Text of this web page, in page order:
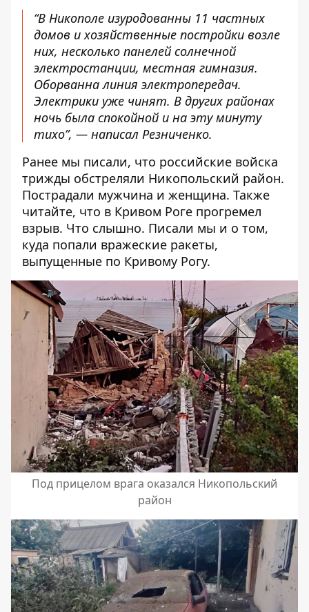
“В Никополе изуродованны 11 частных
домов и хозяйственные постройки возле
них, несколько панелей солнечной
электростанции, местная гимназия.
Оборванна линия электропередач.
Электрики уже чинят. В других районах
ночь была спокойной и на эту минуту
тихо”, — написал Резниченко.
Ранее мы писали, что российские войска
трижды обстреляли Никопольский район.
Пострадали мужчина и женщина. Также
читайте, что в Кривом Роге прогремел
взрыв. Что слышно. Писали мы и о том,
куда попали вражеские ракеты,
выпущенные по Кривому Рогу.
Под прицелом врага оказался Никопольский
район